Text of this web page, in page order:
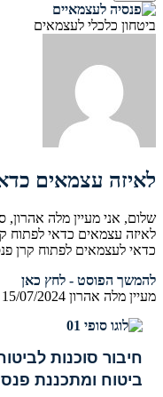
ביטחון כלכלי לעצמאים
לאיזה עצמאים
שלום, אני מעיין מלה אהרון,
לאיזה עצמאים כדאי לפתוח
כדאי לעצמאים לפתוח קרן
להמשך הפוסט - לחץ כאן
מעיין מלה אהרון 15/07/2024
חיבור סוכנות
ביטוח ומתכננת